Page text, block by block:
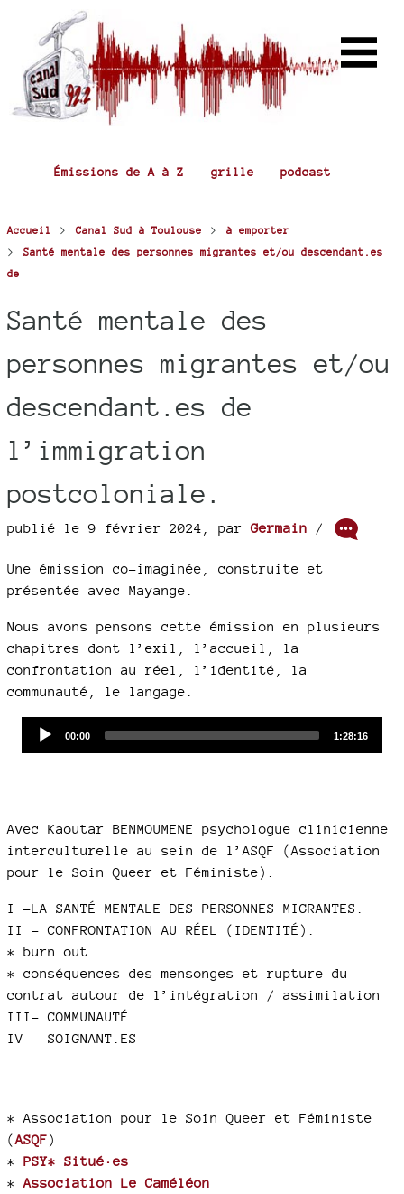
Émissions de A à Z grille podcast
Accueil > Canal Sud à Toulouse > à emporter
>
Santé mentale des personnes migrantes et/ou descendant.es
de
Santé mentale des
personnes migrantes et/ou
descendant.es de
l’immigration
postcoloniale.
publié le 9 février 2024 parGermain /
Une émission co-imaginée, construite et
présentée avec Mayange.
Nous avons pensons cette émission en plusieurs
chapitres dont l’exil, l’accueil, la
confrontation au réel, l’identité, la
communauté, le langage.
Current
00:00
Total
1:28:16
Avec Kaoutar BENMOUMENE psychologue clinicienne
interculturelle au sein de l’ASQF (Association
pour le Soin Queer et Féministe).
I -LA SANTÉ MENTALE DES PERSONNES MIGRANTES.
II - CONFRONTATION AU RÉEL (IDENTITÉ).
* burn out
* conséquences des mensonges et rupture du
contrat autour de l’intégration / assimilation
III- COMMUNAUTÉ
IV - SOIGNANT.ES
* Association pour le Soin Queer et Féministe
(ASQF)
* PSY* Situé·es
* Association Le Caméléon